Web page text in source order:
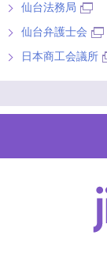
仙台法務局
仙台弁護士会
日本商工会議所